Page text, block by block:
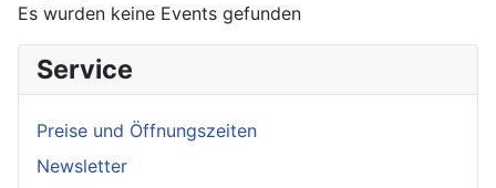
Es wurden keine Events gefunden
Service
Preise und Öffnungszeiten
Newsletter